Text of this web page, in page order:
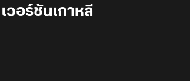
วอร์ชันเกาหลี